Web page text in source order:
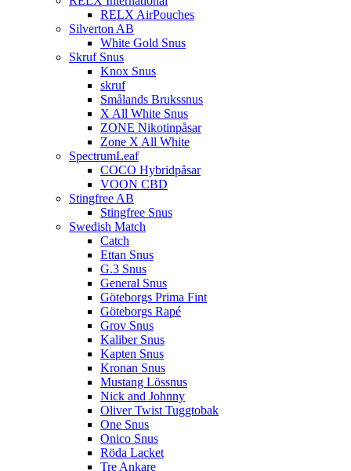
RELX AirPouches
Silverton AB
White Gold Snus
Skruf Snus
Knox Snus
skruf
Smålands Brukssnus
X All White Snus
ZONE Nikotinpåsar
Zone X All White
SpectrumLeaf
COCO Hybridpåsar
VOON CBD
Stingfree AB
Stingfree Snus
Swedish Match
Catch
Ettan Snus
G.3 Snus
General Snus
Göteborgs Prima Fint
Göteborgs Rapé
Grov Snus
Kaliber Snus
Kapten Snus
Kronan Snus
Mustang Lössnus
Nick and Johnny
Oliver Twist Tuggtobak
One Snus
Onico Snus
Röda Lacket
Tre Ankare